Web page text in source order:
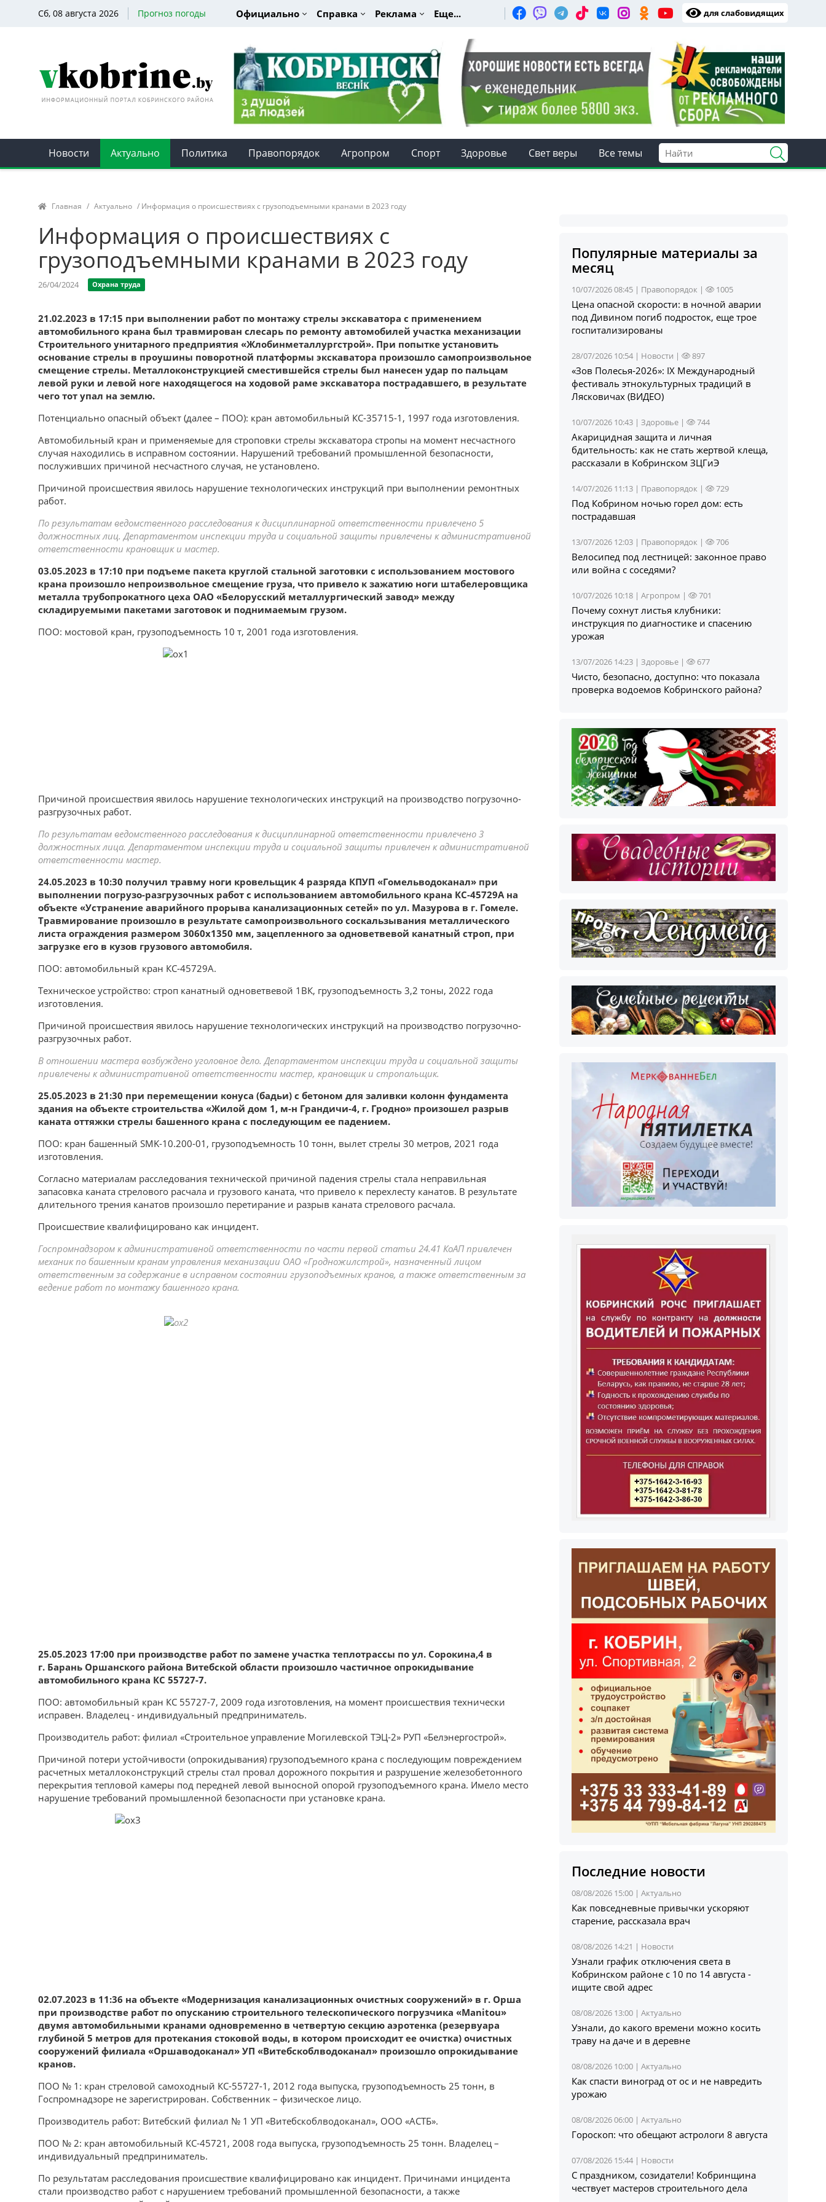
Сб, 08 августа 2026 Прогноз погоды Официально Справка Реклама Еще... для слабовидящих
Новости Актуально Политика Правопорядок Агропром Спорт Здоровье Свет веры Все темы
Главная / Актуально / Информация о происшествиях с грузоподъемными кранами в 2023 году
Информация о происшествиях с
грузоподъемными кранами в 2023 году
26/04/2024 Охрана труда
21.02.2023 в 17:15 при выполнении работ по монтажу стрелы экскаватора с применением
автомобильного крана был травмирован слесарь по ремонту автомобилей участка механизации
Строительного унитарного предприятия «Жлобинметаллургстрой». При попытке установить
основание стрелы в проушины поворотной платформы экскаватора произошло самопроизвольное
смещение стрелы. Металлоконструкцией сместившейся стрелы был нанесен удар по пальцам
левой руки и левой ноге находящегося на ходовой раме экскаватора пострадавшего, в результате
чего тот упал на землю.
Потенциально опасный объект (далее – ПОО): кран автомобильный КС-35715-1, 1997 года изготовления.
Автомобильный кран и применяемые для строповки стрелы экскаватора стропы на момент несчастного
случая находились в исправном состоянии. Нарушений требований промышленной безопасности,
послуживших причиной несчастного случая, не установлено.
Причиной происшествия явилось нарушение технологических инструкций при выполнении ремонтных
работ.
По результатам ведомственного расследования к дисциплинарной ответственности привлечено 5
должностных лиц. Департаментом инспекции труда и социальной защиты привлечены к административной
ответственности крановщик и мастер.
03.05.2023 в 17:10 при подъеме пакета круглой стальной заготовки с использованием мостового
крана произошло непроизвольное смещение груза, что привело к зажатию ноги штабелеровщика
металла трубопрокатного цеха ОАО «Белорусский металлургический завод» между
складируемыми пакетами заготовок и поднимаемым грузом.
ПОО: мостовой кран, грузоподъемность 10 т, 2001 года изготовления.
Причиной происшествия явилось нарушение технологических инструкций на производство погрузочно-
разгрузочных работ.
По результатам ведомственного расследования к дисциплинарной ответственности привлечено 3
должностных лица. Департаментом инспекции труда и социальной защиты привлечен к административной
ответственности мастер.
24.05.2023 в 10:30 получил травму ноги кровельщик 4 разряда КПУП «Гомельводоканал» при
выполнении погрузо-разгрузочных работ с использованием автомобильного крана КС-45729А на
объекте «Устранение аварийного прорыва канализационных сетей» по ул. Мазурова в г. Гомеле.
Травмирование произошло в результате самопроизвольного соскальзывания металлического
листа ограждения размером 3060х1350 мм, зацепленного за одноветвевой канатный строп, при
загрузке его в кузов грузового автомобиля.
ПОО: автомобильный кран КС-45729А.
Техническое устройство: строп канатный одноветвевой 1ВК, грузоподъемность 3,2 тоны, 2022 года
изготовления.
Причиной происшествия явилось нарушение технологических инструкций на производство погрузочно-
разгрузочных работ.
В отношении мастера возбуждено уголовное дело. Департаментом инспекции труда и социальной защиты
привлечены к административной ответственности мастер, крановщик и стропальщик.
25.05.2023 в 21:30 при перемещении конуса (бадьи) с бетоном для заливки колонн фундамента
здания на объекте строительства «Жилой дом 1, м-н Грандичи-4, г. Гродно» произошел разрыв
каната оттяжки стрелы башенного крана с последующим ее падением.
ПОО: кран башенный SMK-10.200-01, грузоподъемность 10 тонн, вылет стрелы 30 метров, 2021 года
изготовления.
Согласно материалам расследования технической причиной падения стрелы стала неправильная
запасовка каната стрелового расчала и грузового каната, что привело к перехлесту канатов. В результате
длительного трения канатов произошло перетирание и разрыв каната стрелового расчала.
Происшествие квалифицировано как инцидент.
Госпромнадзором к административной ответственности по части первой статьи 24.41 КоАП привлечен
механик по башенным кранам управления механизации ОАО «Гродножилстрой», назначенный лицом
ответственным за содержание в исправном состоянии грузоподъемных кранов, а также ответственным за
ведение работ по монтажу башенного крана.
25.05.2023 17:00 при производстве работ по замене участка теплотрассы по ул. Сорокина,4 в
г. Барань Оршанского района Витебской области произошло частичное опрокидывание
автомобильного крана КС 55727-7.
ПОО: автомобильный кран КС 55727-7, 2009 года изготовления, на момент происшествия технически
исправен. Владелец - индивидуальный предприниматель.
Производитель работ: филиал «Строительное управление Могилевской ТЭЦ-2» РУП «Белэнергострой».
Причиной потери устойчивости (опрокидывания) грузоподъемного крана с последующим повреждением
расчетных металлоконструкций стрелы стал провал дорожного покрытия и разрушение железобетонного
перекрытия тепловой камеры под передней левой выносной опорой грузоподъемного крана. Имело место
нарушение требований промышленной безопасности при установке крана.
02.07.2023 в 11:36 на объекте «Модернизация канализационных очистных сооружений» в г. Орша
при производстве работ по опусканию строительного телескопического погрузчика «Маnitou»
двумя автомобильными кранами одновременно в четвертую секцию аэротенка (резервуара
глубиной 5 метров для протекания стоковой воды, в котором происходит ее очистка) очистных
сооружений филиала «Оршаводоканал» УП «Витебскоблводоканал» произошло опрокидывание
кранов.
ПОО № 1: кран стреловой самоходный КС-55727-1, 2012 года выпуска, грузоподъемность 25 тонн, в
Госпромнадзоре не зарегистрирован. Собственник – физическое лицо.
Производитель работ: Витебский филиал № 1 УП «Витебскоблводоканал», ООО «АСТБ».
ПОО № 2: кран автомобильный КС-45721, 2008 года выпуска, грузоподъемность 25 тонн. Владелец –
индивидуальный предприниматель.
По результатам расследования происшествие квалифицировано как инцидент. Причинами инцидента
стали производство работ с нарушением требований промышленной безопасности, а также
Популярные материалы за
месяц
10/07/2026 08:45 | Правопорядок | 1005
Цена опасной скорости: в ночной аварии
под Дивином погиб подросток, еще трое
госпитализированы
28/07/2026 10:54 | Новости | 897
«Зов Полесья‑2026»: IX Международный
фестиваль этнокультурных традиций в
Лясковичах (ВИДЕО)
10/07/2026 10:43 |Здоровье | 744
Акарицидная защита и личная
бдительность: как не стать жертвой клеща,
рассказали в Кобринском ЗЦГиЭ
14/07/2026 11:13 | Правопорядок | 729
Под Кобрином ночью горел дом: есть
пострадавшая
13/07/2026 12:03 | Правопорядок | 706
Велосипед под лестницей: законное право
или война с соседями?
10/07/2026 10:18 |Агропром | 701
Почему сохнут листья клубники:
инструкция по диагностике и спасению
урожая
13/07/2026 14:23 |Здоровье | 677
Чисто, безопасно, доступно: что показала
проверка водоемов Кобринского района?
Последние новости
08/08/2026 15:00 |Актуально
Как повседневные привычки ускоряют
старение, рассказала врач
08/08/2026 14:21 | Новости
Узнали график отключения света в
Кобринском районе с 10 по 14 августа -
ищите свой адрес
08/08/2026 13:00 |Актуально
Узнали, до какого времени можно косить
траву на даче и в деревне
08/08/2026 10:00 |Актуально
Как спасти виноград от ос и не навредить
урожаю
08/08/2026 06:00 |Актуально
Гороскоп: что обещают астрологи 8 августа
07/08/2026 15:44 | Новости
С праздником, созидатели! Кобринщина
чествует мастеров строительного дела